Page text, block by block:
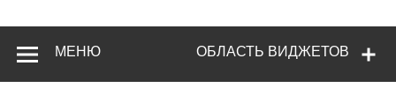
ОБЛАСТЬ ВИДЖЕТОВ
МЕНЮ